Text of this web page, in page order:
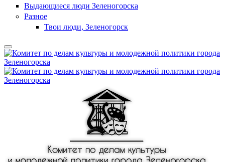
Выдающиеся люди Зеленогорска
Разное
Твои люди, Зеленогорск